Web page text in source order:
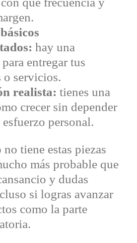
hay una
entregar tus
o servicios.
realista: tienes una
crecer sin depender
personal.
tiene estas piezas
más probable que
y dudas
si logras avanzar
como la parte